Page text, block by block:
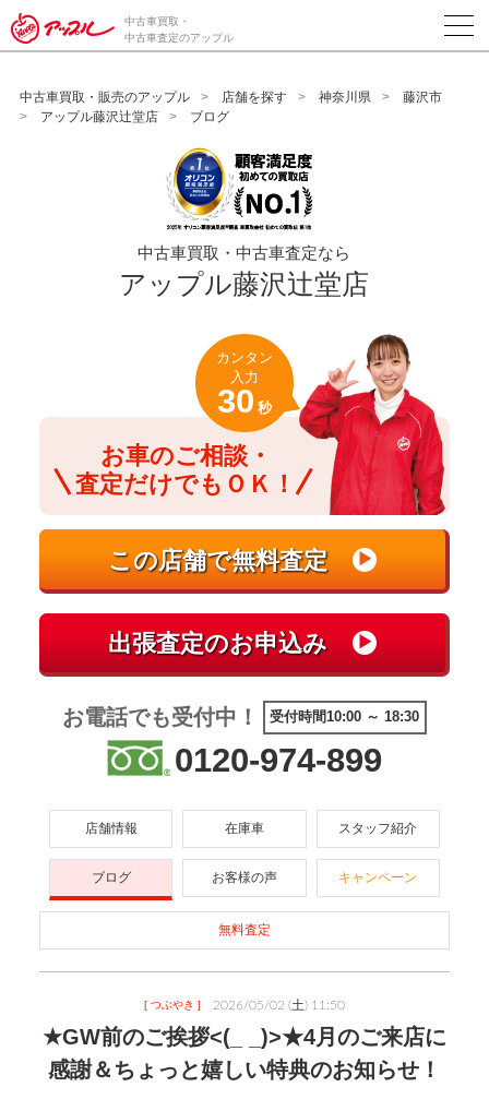
/*ABテスト_新規査定フォームの為のCVボタン*/
中古車買取・
中古車査定のアップル
中古車買取・販売のアップル 店舗を探す 神奈川県
藤沢市
アップル藤沢辻堂店
ブログ
中古車買取・中古車査定なら
アップル藤沢辻堂店
お車のご相談・
査定だけでもＯＫ！
カンタン
入力
30 秒
お電話でも受付中！ 受付時間10:00 ～ 18:30
0120-974-899
店舗情報 在庫車 スタッフ紹介
ブログ お客様の声 キャンペーン
無料査定
[ つぶやき ] 2026/05/02 (土) 11:50
★GW前のご挨拶<(_ _)>★4月のご来店に
感謝＆ちょっと嬉しい特典のお知らせ！